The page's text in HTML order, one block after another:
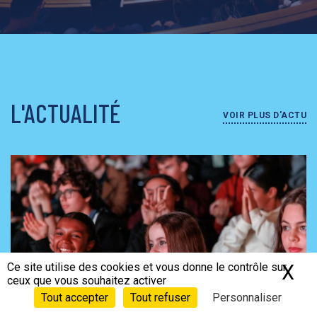
L'ACTUALITÉ VOIR PLUS D'ACTU
Ce site utilise des cookies et vous donne le contrôle sur
ceux que vous souhaitez activer
Tout accepter
Tout refuser Personnaliser
X